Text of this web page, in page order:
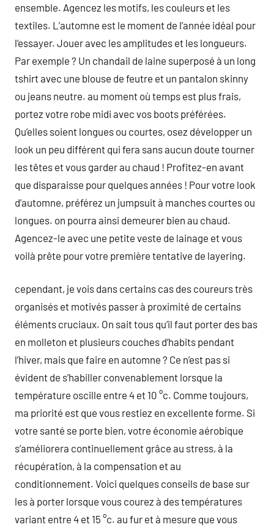
ensemble. Agencez les motifs, les couleurs et les
textiles. L’automne est le moment de l’année idéal pour
l’essayer. Jouer avec les amplitudes et les longueurs.
Par exemple ? Un chandail de laine superposé à un long
tshirt avec une blouse de feutre et un pantalon skinny
ou jeans neutre. au moment où temps est plus frais,
portez votre robe midi avec vos boots préférées.
Qu’elles soient longues ou courtes, osez développer un
look un peu différent qui fera sans aucun doute tourner
les têtes et vous garder au chaud ! Profitez-en avant
que disparaisse pour quelques années ! Pour votre look
d’automne, préférez un jumpsuit à manches courtes ou
longues. on pourra ainsi demeurer bien au chaud.
Agencez-le avec une petite veste de lainage et vous
voilà prête pour votre première tentative de layering.
cependant, je vois dans certains cas des coureurs très
organisés et motivés passer à proximité de certains
éléments cruciaux. On sait tous qu’il faut porter des bas
en molleton et plusieurs couches d’habits pendant
l’hiver, mais que faire en automne ? Ce n’est pas si
évident de s’habiller convenablement lorsque la
température oscille entre 4 et 10 °c. Comme toujours,
ma priorité est que vous restiez en excellente forme. Si
votre santé se porte bien, votre économie aérobique
s’améliorera continuellement grâce au stress, à la
récupération, à la compensation et au
conditionnement. Voici quelques conseils de base sur
les à porter lorsque vous courez à des températures
variant entre 4 et 15 °c. au fur et à mesure que vous